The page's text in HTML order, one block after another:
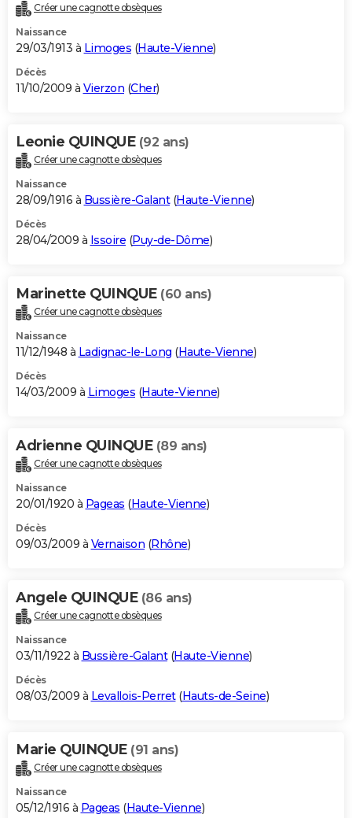
Créer une cagnotte obsèques
Naissance
29/03/1913 à Limoges (Haute-Vienne)
Décès
11/10/2009 à Vierzon (Cher)
Leonie QUINQUE (92 ans)
Créer une cagnotte obsèques
Naissance
28/09/1916 à Bussière-Galant(Haute-Vienne)
Décès
28/04/2009 à Issoire (Puy-de-Dôme)
Marinette QUINQUE (60 ans)
Créer une cagnotte obsèques
Naissance
11/12/1948 à Ladignac-le-Long (Haute-Vienne)
Décès
14/03/2009 à Limoges (Haute-Vienne)
Adrienne QUINQUE (89 ans)
Créer une cagnotte obsèques
Naissance
20/01/1920 à Pageas (Haute-Vienne)
Décès
09/03/2009 à Vernaison (Rhône)
Angele QUINQUE (86 ans)
Créer une cagnotte obsèques
Naissance
03/11/1922 à Bussière-Galant(Haute-Vienne)
Décès
08/03/2009 à Levallois-Perret(Hauts-de-Seine)
Marie QUINQUE (91 ans)
Créer une cagnotte obsèques
Naissance
05/12/1916 à Pageas (Haute-Vienne)